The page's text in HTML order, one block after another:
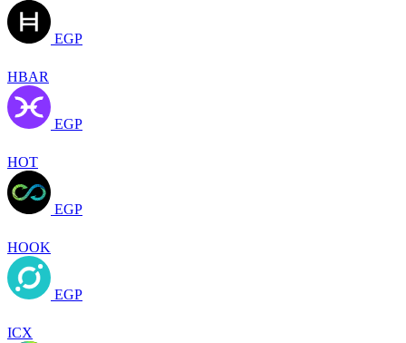
EGP
HBAR
EGP
HOT
EGP
HOOK
EGP
ICX